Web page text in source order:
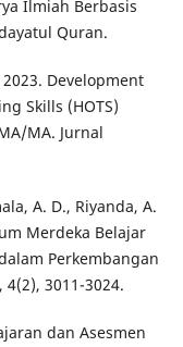
Ilmiah Berbasis
Quran.
Development
Skills (HOTS)
MA. Jurnal
A. D., Riyanda, A.
Merdeka Belajar
Perkembangan
3011-3024.
dan Asesmen